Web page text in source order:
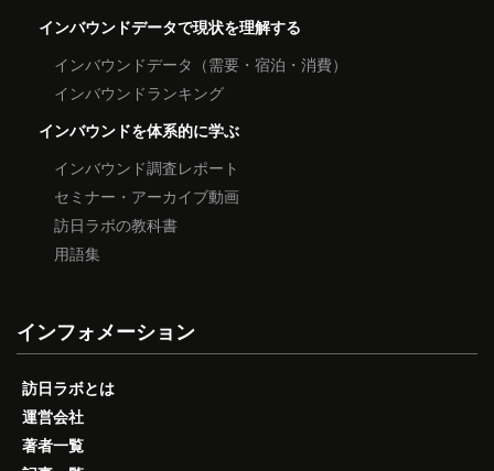
インバウンドデータで現状を理解する
インバウンドデータ（需要・宿泊・消費）
インバウンドランキング
インバウンドを体系的に学ぶ
インバウンド調査レポート
セミナー・アーカイブ動画
訪日ラボの教科書
用語集
インフォメーション
訪日ラボとは
運営会社
著者一覧